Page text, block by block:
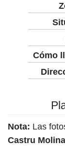
Cómo
Nota: Las
Castru Molina